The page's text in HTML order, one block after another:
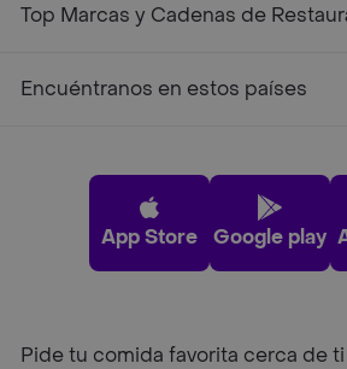
Top Marcas y Cadenas de
Encuéntranos en estos países
App Store Google play
Pide tu comida favorita cerca de ti